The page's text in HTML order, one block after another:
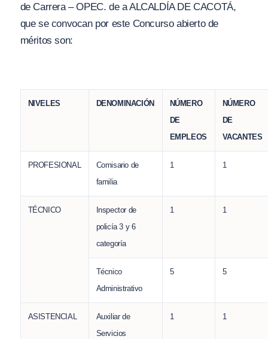
de Carrera – OPEC. de a ALCALDÍA DE CACOTÁ,
que se convocan por este Concurso abierto de
méritos son:
NIVELES DENOMINACIÓN
NÚMERO
DE
EMPLEOS
NÚMERO
DE
VACANTES
PROFESIONAL
Comisario de
familia
1 1
TÉCNICO
Inspector de
policía 3 y 6
categoría
1 1
Técnico
Administrativo
5 5
ASISTENCIAL
Auxiliar de
Servicios
1 1